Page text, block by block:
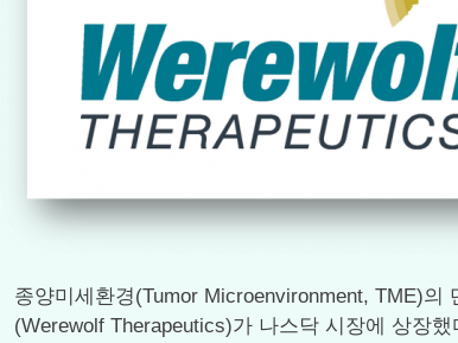
종양미세환경(Tumor Microenvironment, TME)
(Werewolf Therapeutics)가 나스닥 시장에 상장